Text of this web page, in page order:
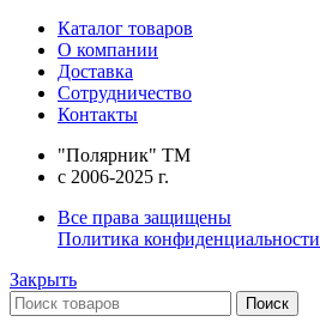
Каталог товаров
О компании
Доставка
Сотрудничество
Контакты
"Полярник" TM
c 2006-2025 г.
Все права защищены
Политика конфиденциальности
Закрыть
Поиск